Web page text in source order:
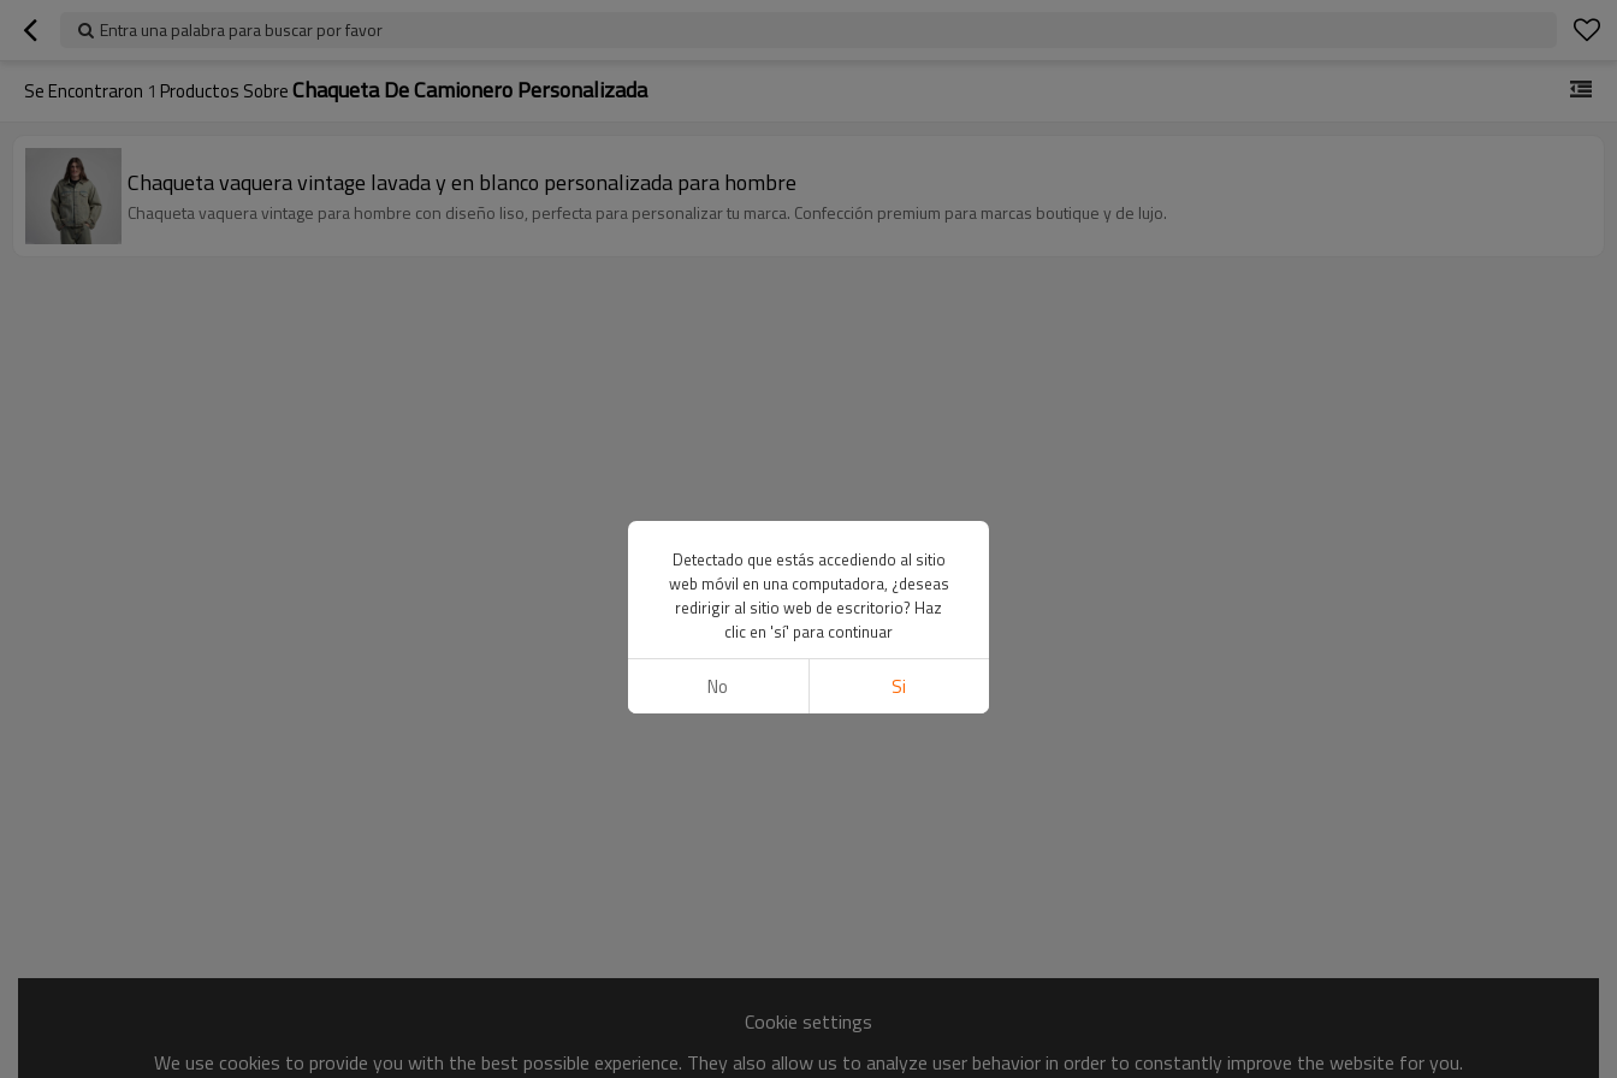
Entra una palabra para buscar por favor
Se Encontraron 1 Productos SobreChaqueta De Camionero Personalizada
Chaqueta vaquera vintage lavada y en blanco personalizada para hombre
Chaqueta vaquera vintage para hombre con diseño liso, perfecta para personalizar tu marca. Confección premium para marcas boutique y de lujo.
Cookie settings
We use cookies to provide you with the best possible experience. They also allow us to analyze user behavior in order to constantly improve the website for you.
Detectado que estás accediendo al sitio
web móvil en una computadora, ¿deseas
redirigir al sitio web de escritorio? Haz
clic en 'sí' para continuar
No Si